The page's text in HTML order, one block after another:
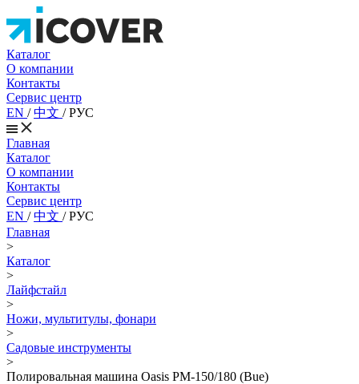
Каталог
О компании
Контакты
Сервис центр
EN /中文 /РУС
Главная
Каталог
О компании
Контакты
Сервис центр
EN /中文 /РУС
Главная
>
Каталог
>
Лайфстайл
>
Ножи, мультитулы, фонари
>
Садовые инструменты
>
Полировальная машина Oasis PM-150/180 (Bue)